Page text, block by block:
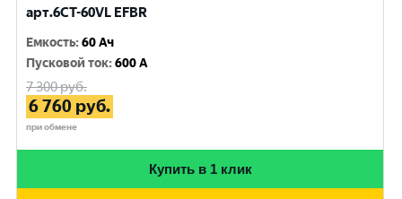
арт.6CТ-60VL EFBR
Емкость:60 Ач
Пусковой ток:600 A
7 300руб.
6 760 руб.
при обмене
Купить в 1 клик